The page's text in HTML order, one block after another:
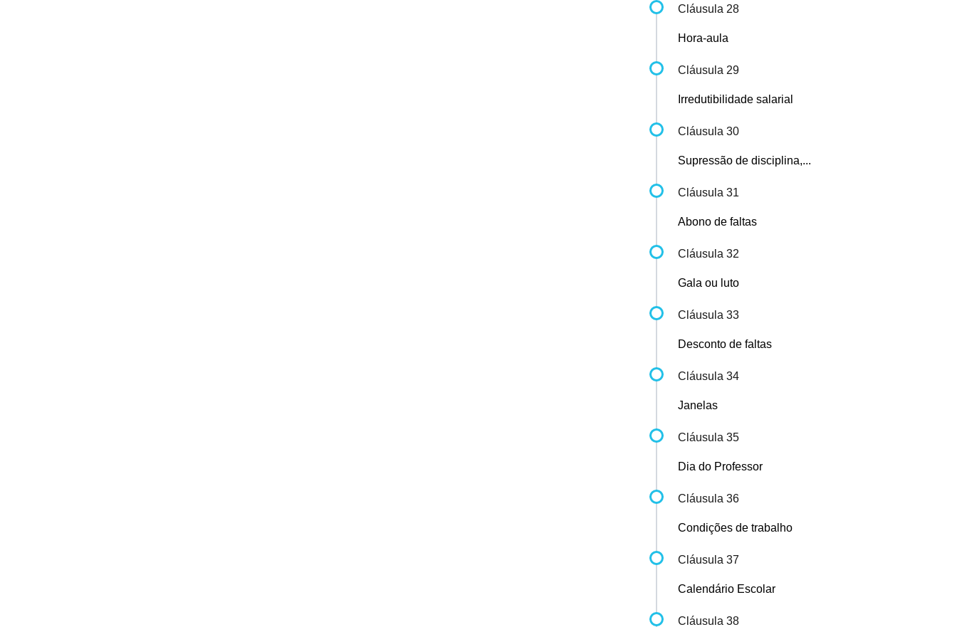
Cláusula 28
Hora-aula
Cláusula 29
Irredutibilidade salarial
Cláusula 30
Supressão de disciplina,...
Cláusula 31
Abono de faltas
Cláusula 32
Gala ou luto
Cláusula 33
Desconto de faltas
Cláusula 34
Janelas
Cláusula 35
Dia do Professor
Cláusula 36
Condições de trabalho
Cláusula 37
Calendário Escolar
Cláusula 38